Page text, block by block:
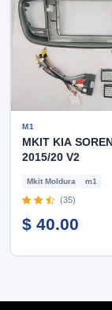
M1
MKIT KIA
2015/20 V2
Mkit Moldura m1
(35)
$ 40.00